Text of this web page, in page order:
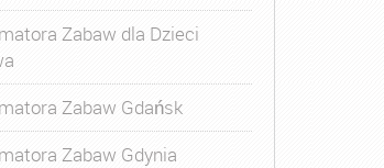
Zabaw dla Dzieci
Zabaw Gdańsk
Zabaw Gdynia